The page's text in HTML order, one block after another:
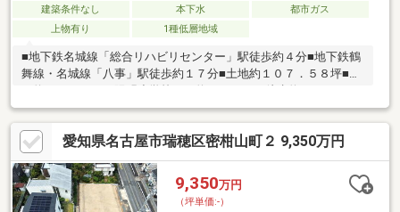
建築条件なし 本下水
都市ガス
上物有り
1種低層地域
■地下鉄名城線「総合リハビリセンター」駅徒歩約４分■地下鉄鶴
舞線・名城線「八事」駅徒歩約１７分■土地約１０７．５８坪■間
徒歩約１２分＊汐路中学校まで約１，５４０ｍ 徒歩約２０分＊
フィールみかん山店まで約５００ｍ 徒歩約７分＊フーズパピリ
オンサポーレまで約１，０８０ｍ 徒歩約１４分■建築条件付き
売地ではございません(お好きなハウスメーカー等にて建物建築が
可能です。)＊現況古家有り～現況渡し＊農地転用要す。 ＊セッ
トバック部分面積約３．１８m2
愛知県名古屋市瑞穂区密柑山町２ 9,350万円
9,350万円
（坪単価:-）